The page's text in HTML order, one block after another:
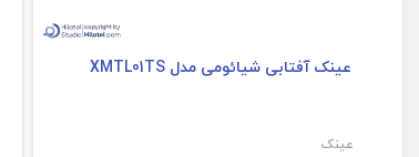
عینک آفتابی شیائومی مدل XMTL01TS
عینک